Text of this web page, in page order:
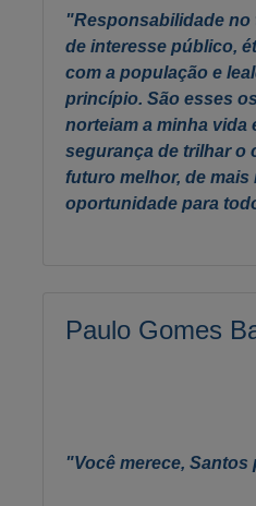
"Responsabilidade no
de interesse público,
com a população e
princípio. São esses
norteiam a minha vida
segurança de trilhar o
futuro melhor, de mais
oportunidade para
Paulo Gomes
"Você merece, Santos